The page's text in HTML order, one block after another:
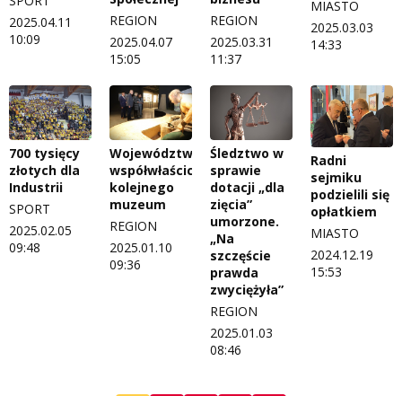
2025.04.11
10:09
REGION
2025.04.07
15:05
REGION
2025.03.31
11:37
MIASTO
2025.03.03
14:33
700 tysięcy
złotych dla
Industrii
SPORT
2025.02.05
09:48
Województwo
współwłaścicielem
kolejnego
muzeum
REGION
2025.01.10
09:36
Śledztwo w
sprawie
dotacji „dla
zięcia”
umorzone.
„Na
szczęście
prawda
zwyciężyła”
REGION
2025.01.03
08:46
Radni
sejmiku
podzielili się
opłatkiem
MIASTO
2024.12.19
15:53